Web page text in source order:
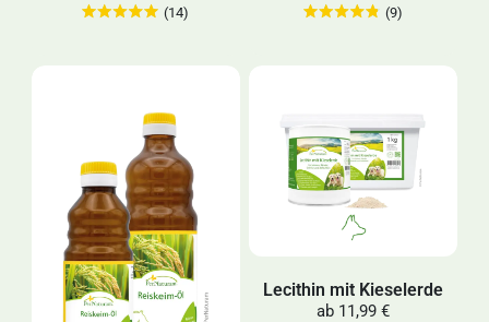
(14) (9)
Lecithin mit Kieselerde
ab 11,99 €